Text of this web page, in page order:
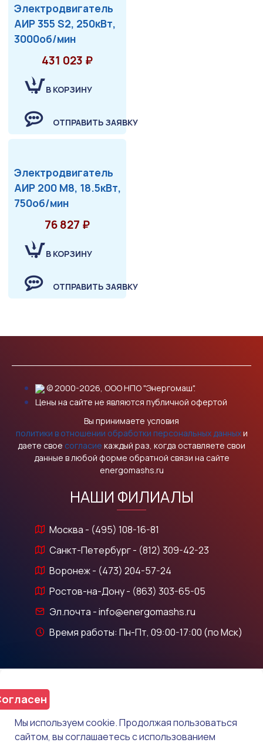
Электродвигатель
АИР 355 S2, 250кВт,
3000об/мин
431 023 ₽
В КОРЗИНУ
ОТПРАВИТЬ ЗАЯВКУ
Электродвигатель
АИР 200 М8, 18.5кВт,
750об/мин
76 827 ₽
В КОРЗИНУ
ОТПРАВИТЬ ЗАЯВКУ
© 2000-2026, ООО НПО "Энергомаш".
Цены на сайте не являются публичной офертой
Вы принимаете условия
политики в отношении обработки персональных данныхи
даете свое согласие каждый раз, когда оставляете свои
данные в любой форме обратной связи на сайте
energomashs.ru
НАШИ ФИЛИАЛЫ
Москва - (495) 108-16-81
Санкт-Петербург - (812) 309-42-23
Воронеж - (473) 204-57-24
Ростов-на-Дону - (863) 303-65-05
Эл.почта - info@energomashs.ru
Время работы: Пн-Пт, 09:00-17:00 (по Мск)
Мы используем cookie. Продолжая пользоваться
сайтом, вы соглашаетесь с использованием